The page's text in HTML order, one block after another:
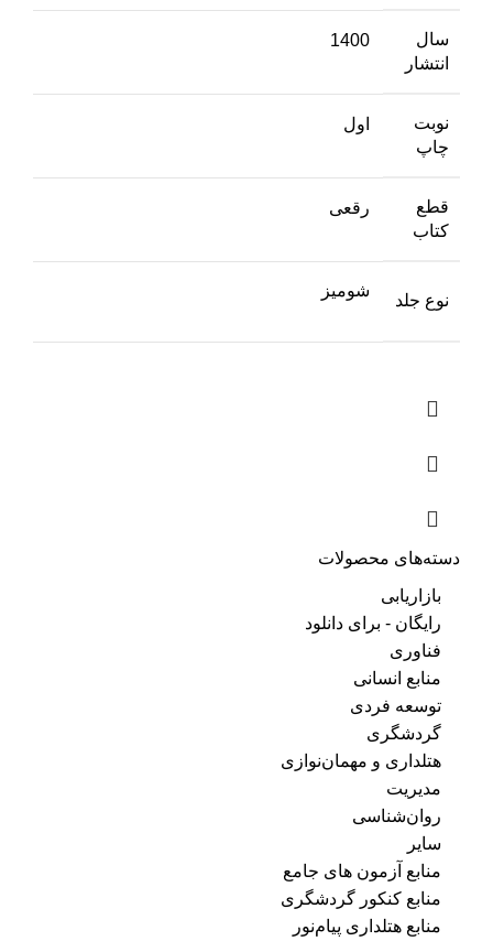
سال
انتشار
1400
نوبت
چاپ
اول
قطع
کتاب
رقعی
نوع جلد
شومیز
دسته‌های محصولات
بازاریابی
رایگان - برای دانلود
فناوری
منابع انسانی
توسعه فردی
گردشگری
هتلداری و مهمان‌نوازی
مدیریت
روان‌شناسی
سایر
منابع آزمون های جامع
منابع کنکور گردشگری
منابع هتلداری پیام‌نور